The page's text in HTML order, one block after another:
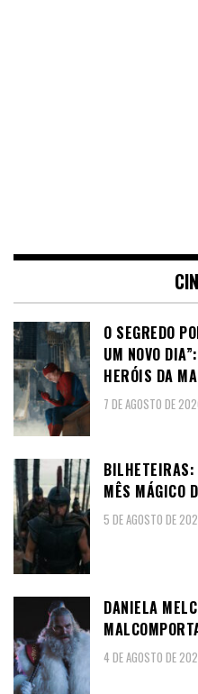
O SEGREDO
UM NOVO
HERÓIS DA
7 DE AGOSTO DE
BILHETEIRAS:
MÊS MÁGICO
5 DE AGOSTO DE
DANIELA
4 DE AGOSTO DE